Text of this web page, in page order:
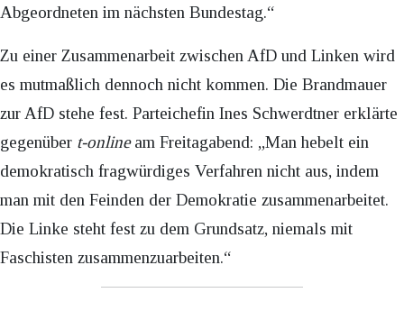
Abgeordneten im nächsten Bundestag.“
Zu einer Zusammenarbeit zwischen AfD und Linken wird
es mutmaßlich dennoch nicht kommen. Die Brandmauer
zur AfD stehe fest. Parteichefin Ines Schwerdtner erklärte
gegenüber t-onlineam Freitagabend: „Man hebelt ein
demokratisch fragwürdiges Verfahren nicht aus, indem
man mit den Feinden der Demokratie zusammenarbeitet.
Die Linke steht fest zu dem Grundsatz, niemals mit
Faschisten zusammenzuarbeiten.“